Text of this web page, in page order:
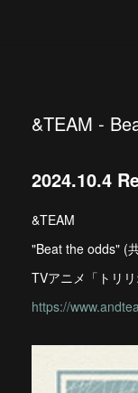
&TEAM -
2024.10.4
&TEAM
"Beat the odds" (
TVアニメ「トリ
https://